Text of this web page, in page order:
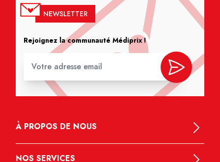
NEWSLETTER
Rejoignez la communauté Médiprix !
À PROPOS DE NOUS
NOS SERVICES